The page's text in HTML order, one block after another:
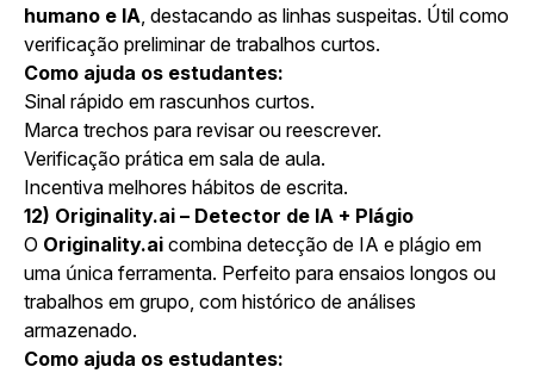
humano e IA , destacando as linhas suspeitas. Útil como
verificação preliminar de trabalhos curtos.
Como ajuda os estudantes:
Sinal rápido em rascunhos curtos.
Marca trechos para revisar ou reescrever.
Verificação prática em sala de aula.
Incentiva melhores hábitos de escrita.
12) Originality.ai – Detector de IA + Plágio
O Originality.ai combina detecção de IA e plágio em
uma única ferramenta. Perfeito para ensaios longos ou
trabalhos em grupo, com histórico de análises
armazenado.
Como ajuda os estudantes: